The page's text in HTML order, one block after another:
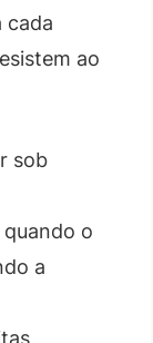
cada
ao
sob
o
a